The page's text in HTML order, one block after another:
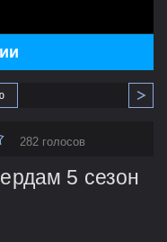
5 сезон
282 голосов